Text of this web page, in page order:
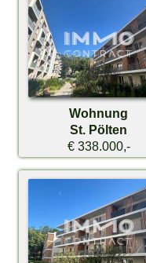
Wohnung
St. Pölten
€ 338.000,-